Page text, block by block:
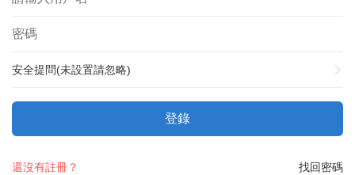
安全提問(未設置請忽略)
登錄
找回密碼
還沒有註冊？